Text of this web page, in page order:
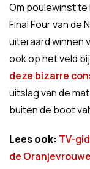
Om poulewinst
Final Four van de
uiteraard winnen
ook op het veld
deze bizarre
uitslag van de
buiten de boot
Lees ook: TV-
de